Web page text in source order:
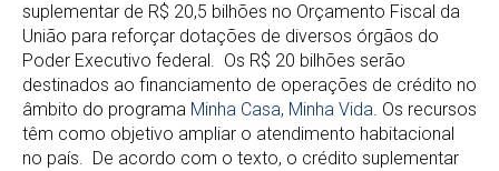
suplementar de R$ 20,5 bilhões no Orçamento Fiscal da
União para reforçar dotações de diversos órgãos do
Poder Executivo federal. Os R$ 20 bilhões serão
destinados ao financiamento de operações de crédito no
âmbito do programa Minha Casa, Minha Vida. Os recursos
têm como objetivo ampliar o atendimento habitacional
no país. De acordo com o texto, o crédito suplementar